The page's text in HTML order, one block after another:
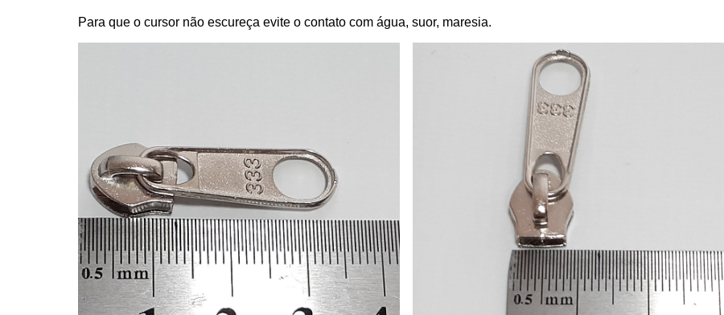
Para que o cursor não escureça evite o contato com água, suor, maresia.